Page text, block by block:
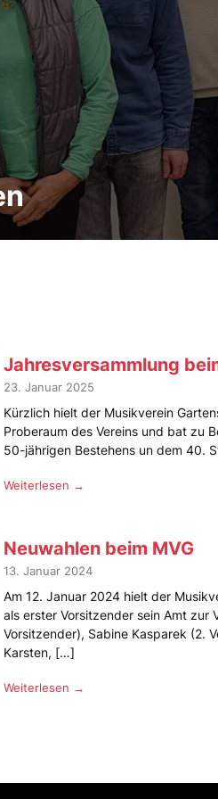
Jahresversammlung
23. Januar 2025
Kürzlich hielt der Musikverein
Proberaum des Vereins und bat zu
50-jährigen Bestehens un dem 40.
Weiterlesen →
Neuwahlen beim MVG
13. Januar 2024
Am 12. Januar 2024 hielt der
als erster Vorsitzender sein Amt zur
Vorsitzender), Sabine Kasparek (2.
Karsten, […]
Weiterlesen →